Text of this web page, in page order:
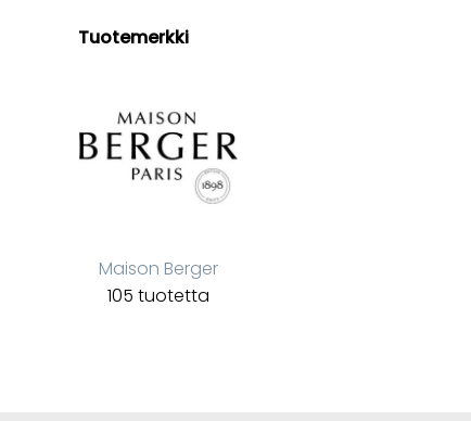
Tuotemerkki
Maison Berger
105 tuotetta